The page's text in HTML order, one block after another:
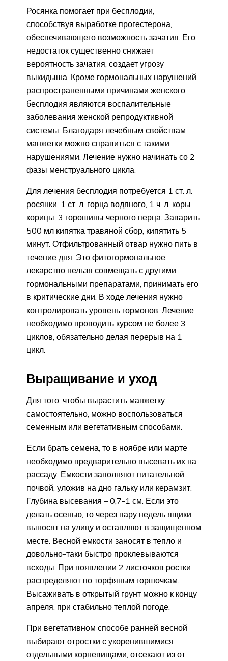
Росянка помогает при бесплодии,
способствуя выработке прогестерона,
обеспечивающего возможность зачатия. Его
недостаток существенно снижает
вероятность зачатия, создает угрозу
выкидыша. Кроме гормональных нарушений,
распространенными причинами женского
бесплодия являются воспалительные
заболевания женской репродуктивной
системы. Благодаря лечебным свойствам
манжетки можно справиться с такими
нарушениями. Лечение нужно начинать со 2
фазы менструального цикла.
Для лечения бесплодия потребуется 1 ст. л.
росянки, 1 ст. л. горца водяного, 1 ч. л. коры
корицы, 3 горошины черного перца. Заварить
500 мл кипятка травяной сбор, кипятить 5
минут. Отфильтрованный отвар нужно пить в
течение дня. Это фитогормональное
лекарство нельзя совмещать с другими
гормональными препаратами, принимать его
в критические дни. В ходе лечения нужно
контролировать уровень гормонов. Лечение
необходимо проводить курсом не более 3
циклов, обязательно делая перерыв на 1
цикл.
Выращивание и уход
Для того, чтобы вырастить манжетку
самостоятельно, можно воспользоваться
семенным или вегетативным способами.
Если брать семена, то в ноябре или марте
необходимо предварительно высевать их на
рассаду. Емкости заполняют питательной
почвой, уложив на дно гальку или керамзит.
Глубина высевания – 0,7-1 см. Если это
делать осенью, то через пару недель ящики
выносят на улицу и оставляют в защищенном
месте. Весной емкости заносят в тепло и
довольно-таки быстро проклевываются
всходы. При появлении 2 листочков ростки
распределяют по торфяным горшочкам.
Высаживать в открытый грунт можно к концу
апреля, при стабильно теплой погоде.
При вегетативном способе ранней весной
выбирают отростки с укоренившимися
отдельными корневищами, отсекают из от